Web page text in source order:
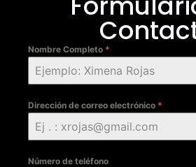
Nombre Completo *
Dirección de correo electrónico *
Número de teléfono